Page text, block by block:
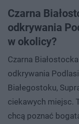
Czarna
odkrywania
w okolicy?
Czarna
odkrywania
Białegostoku,
ciekawych miejsc.
chcą poznać